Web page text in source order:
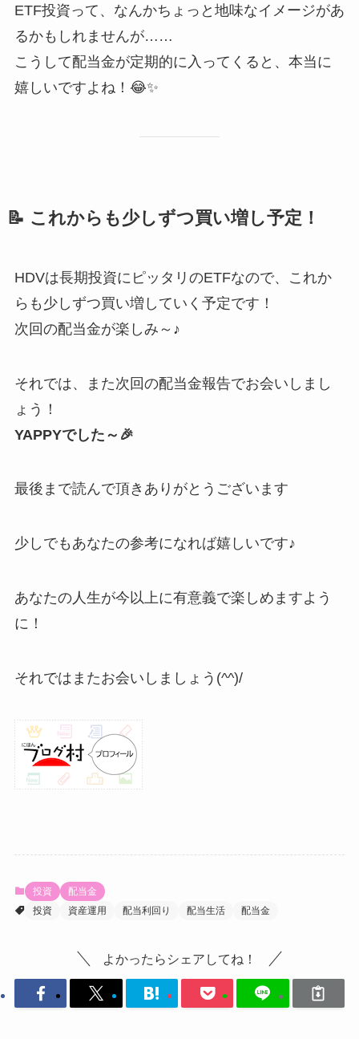
ETF投資って、なんかちょっと地味なイメージがあ
るかもしれませんが……
こうして配当金が定期的に入ってくると、本当に
嬉しいですよね！😂✨
📝 これからも少しずつ買い増し予定！
HDVは長期投資にピッタリのETFなので、これか
らも少しずつ買い増していく予定です！
次回の配当金が楽しみ～♪
それでは、また次回の配当金報告でお会いしまし
ょう！
YAPPYでした～🎉
最後まで読んで頂きありがとうございます
少しでもあなたの参考になれば嬉しいです♪
あなたの人生が今以上に有意義で楽しめますよう
に！
それではまたお会いしましょう(^^)/
投資
配当金
投資
資産運用 配当利回り 配当生活 配当金
よかったらシェアしてね！